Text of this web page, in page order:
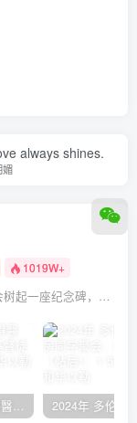
always shines.
媚
1019W+
死亡无人能免，但非凡的成就会树起一座纪念碑，它将一直立到太阳冷却之时
基督徒不一定病得醫治？寇紹恩牧師談基督徒的醫治與盼望